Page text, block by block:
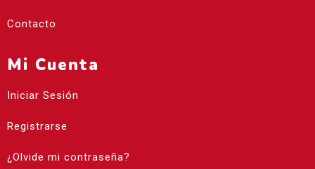
Contacto
Mi Cuenta
Iniciar Sesión
Registrarse
¿Olvide mi contraseña?